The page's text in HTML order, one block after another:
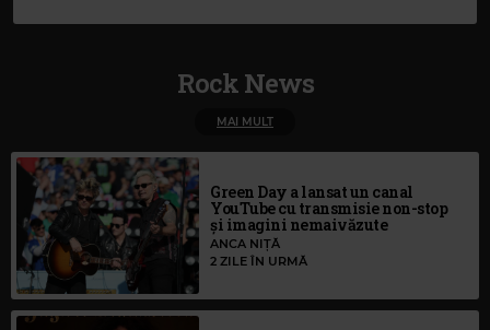
Rock News
MAI MULT
Green Day a lansat un canal
YouTube cu transmisie non-stop
și imagini nemaivăzute
ANCA NIȚĂ
2 ZILE ÎN URMĂ